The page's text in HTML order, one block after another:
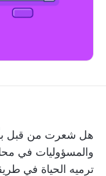
هل شعرت من قبل
والمسؤوليات في
ترميه الحياة في